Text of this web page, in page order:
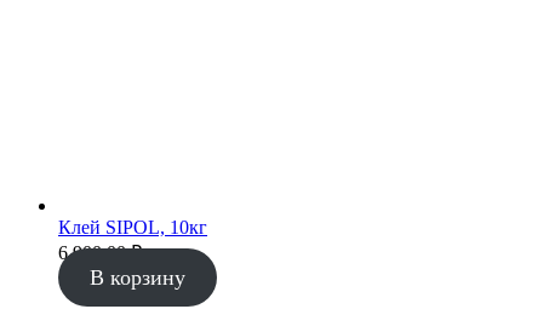
Клей SIPOL, 10кг
6 900.00₽
В корзину